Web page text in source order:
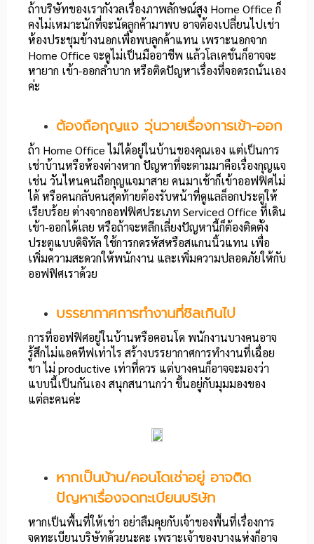
ถ้าบริษัทของเรากังวลเรื่องภาพลักษณ์สูง Home Office ก็
คงไม่เหมาะนักที่จะนัดลูกค้ามาพบ อาจต้องเปลี่ยนไปเช่า
ห้องประชุมข้างนอกเพื่อพบลูกค้าแทน เพราะนอกจาก
Home Office จะดูไม่เป็นมืออาชีพ แล้วโลเคชั่นก็อาจจะ
หายาก เข้า-ออกลำบาก หรือติดปัญหาเรื่องที่จอดรถนั่นเอง
ค่ะ
ต้องถือกุญแจ วุ่นวายเรื่องการเข้า-ออก
ถ้า Home Office ไม่ได้อยู่ในบ้านของคุณเอง แต่เป็นการ
เช่าบ้านหรือห้องต่างหาก ปัญหาที่จะตามมาคือเรื่องกุญแจ
เช่น วันไหนคนถือกุญแจมาสาย คนมาเช้าก็เข้าออฟฟิศไม่
ได้ หรือคนกลับคนสุดท้ายต้องรับหน้าที่ดูแลล็อกประตูให้
เรียบร้อย ต่างจากออฟฟิศประเภท Serviced Office ที่เดิน
เข้า-ออกได้เลย หรือถ้าจะหลีกเลี่ยงปัญหานี้ก็ต้องติดตั้ง
ประตูแบบดิจิทัล ใช้การกดรหัสหรือสแกนนิ้วแทน เพื่อ
เพิ่มความสะดวกให้พนักงาน และเพิ่มความปลอดภัยให้กับ
ออฟฟิศเราด้วย
บรรยากาศการทำงานที่ชิลเกินไป
การที่ออฟฟิศอยู่ในบ้านหรือคอนโด พนักงานบางคนอาจ
รู้สึกไม่แอคทีฟเท่าไร สร้างบรรยากาศการทำงานที่เฉื่อย
ชา ไม่ productive เท่าที่ควร แต่บางคนก็อาจจะมองว่า
แบบนี้เป็นกันเอง สนุกสนานกว่า ขึ้นอยู่กับมุมมองของ
แต่ละคนค่ะ
หากเป็นบ้าน/คอนโดเช่าอยู่ อาจติด
ปัญหาเรื่องจดทะเบียนบริษัท
หากเป็นพื้นที่ให้เช่า อย่าลืมคุยกับเจ้าของพื้นที่เรื่องการ
จดทะเบียนบริษัทด้วยนะคะ เพราะเจ้าของบางแห่งก็อาจ